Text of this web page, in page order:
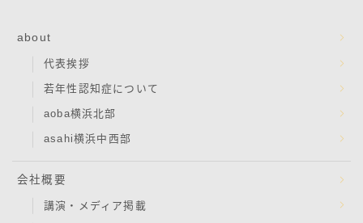
about
代表挨拶
若年性認知症について
aoba横浜北部
asahi横浜中西部
会社概要
講演・メディア掲載